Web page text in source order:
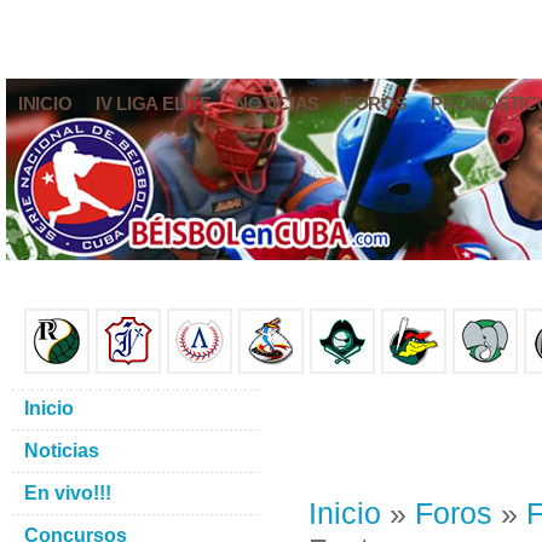
INICIO IV LIGA ELITE NOTICIAS FOROS
Inicio » Foros »
Inicio
Noticias
En vivo!!!
Concursos